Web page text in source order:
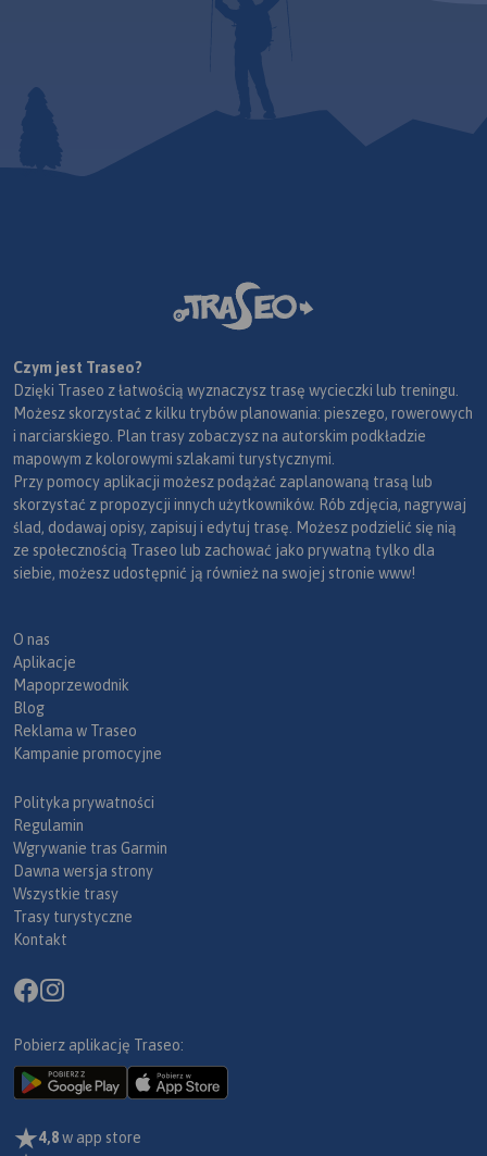
Czym jest Traseo?
Dzięki Traseo z łatwością wyznaczysz trasę wycieczki lub treningu.
Możesz skorzystać z kilku trybów planowania: pieszego, rowerowych
i narciarskiego. Plan trasy zobaczysz na autorskim podkładzie
mapowym z kolorowymi szlakami turystycznymi.
Przy pomocy aplikacji możesz podążać zaplanowaną trasą lub
skorzystać z propozycji innych użytkowników. Rób zdjęcia, nagrywaj
ślad, dodawaj opisy, zapisuj i edytuj trasę. Możesz podzielić się nią
ze społecznością Traseo lub zachować jako prywatną tylko dla
siebie, możesz udostępnić ją również na swojej stronie www!
O nas
Aplikacje
Mapoprzewodnik
Blog
Reklama w Traseo
Kampanie promocyjne
Polityka prywatności
Regulamin
Wgrywanie tras Garmin
Dawna wersja strony
Wszystkie trasy
Trasy turystyczne
Kontakt
Pobierz aplikację Traseo:
4,8w app store